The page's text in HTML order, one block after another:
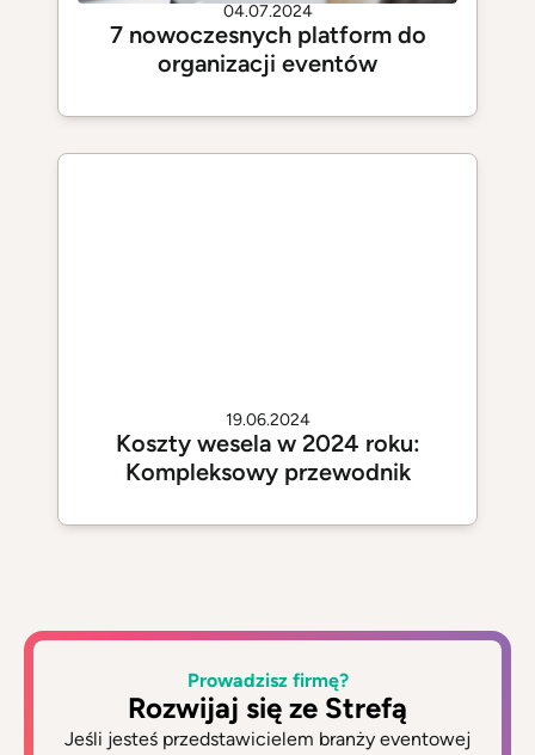
04.07.2024
7 nowoczesnych platform do
organizacji eventów
19.06.2024
Koszty wesela w 2024 roku:
Kompleksowy przewodnik
Prowadzisz firmę?
Rozwijaj się ze Strefą
Jeśli jesteś przedstawicielem branży eventowej